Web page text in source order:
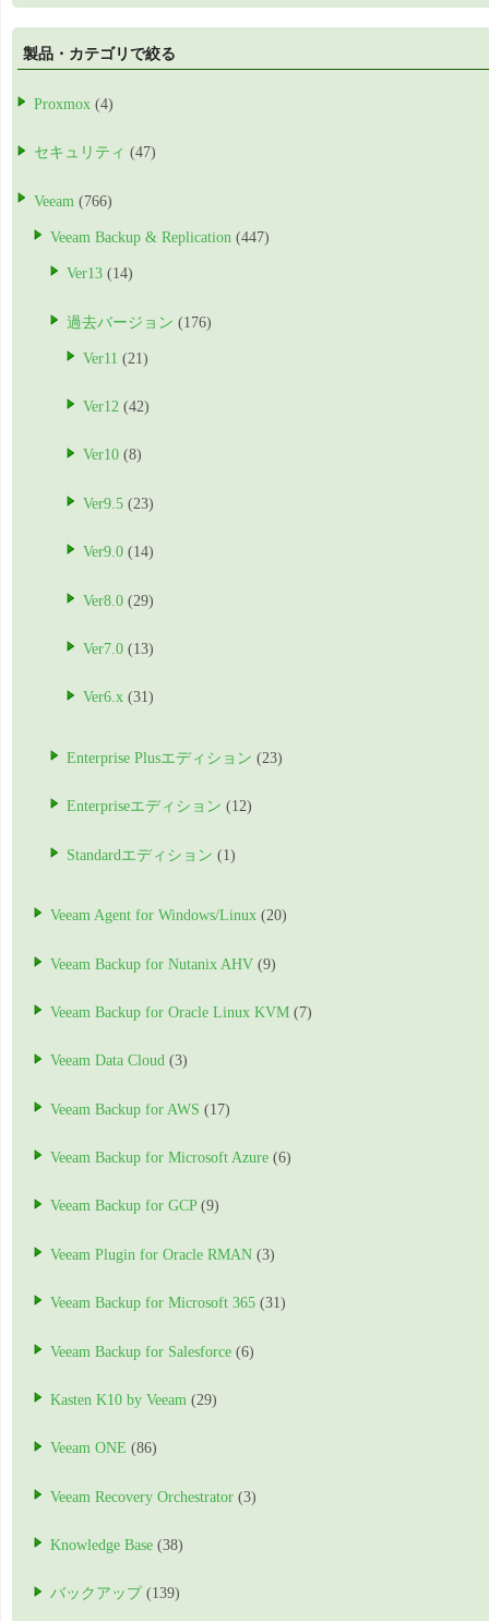
製品・カテゴリで絞る
Proxmox (4)
セキュリティ (47)
Veeam (766)
Veeam Backup & Replication (447)
Ver13 (14)
過去バージョン (176)
Ver11 (21)
Ver12 (42)
Ver10 (8)
Ver9.5 (23)
Ver9.0 (14)
Ver8.0 (29)
Ver7.0 (13)
Ver6.x (31)
Enterprise Plusエディション (23)
Enterpriseエディション (12)
Standardエディション (1)
Veeam Agent for Windows/Linux (20)
Veeam Backup for Nutanix AHV (9)
Veeam Backup for Oracle Linux KVM (7)
Veeam Data Cloud (3)
Veeam Backup for AWS (17)
Veeam Backup for Microsoft Azure (6)
Veeam Backup for GCP(9)
Veeam Plugin for Oracle RMAN (3)
Veeam Backup for Microsoft 365 (31)
Veeam Backup for Salesforce (6)
Kasten K10 by Veeam (29)
Veeam ONE (86)
Veeam Recovery Orchestrator (3)
Knowledge Base (38)
バックアップ (139)